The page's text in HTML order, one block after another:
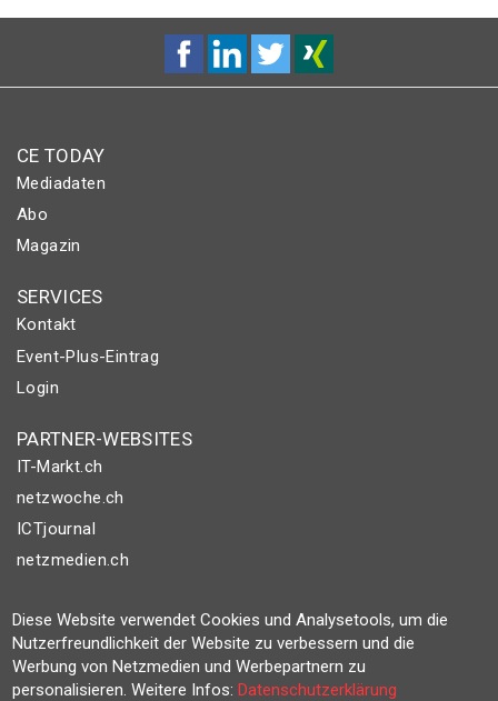
CE TODAY
Mediadaten
Abo
Magazin
SERVICES
Kontakt
Event-Plus-Eintrag
Login
PARTNER-WEBSITES
IT-Markt.ch
netzwoche.ch
ICTjournal
netzmedien.ch
© NETZMEDIEN AG 2026
Impressum
AGB
Diese Website verwendet Cookies und Analysetools, um die
Nutzerfreundlichkeit der Website zu verbessern und die
Werbung von Netzmedien und Werbepartnern zu
personalisieren. Weitere Infos:Datenschutzerklärung